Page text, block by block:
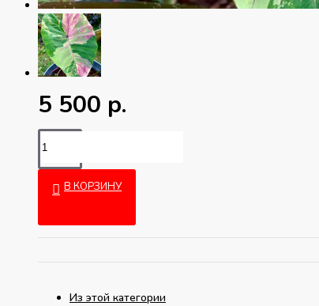
5 500 р.
В КОРЗИНУ
Из этой категории